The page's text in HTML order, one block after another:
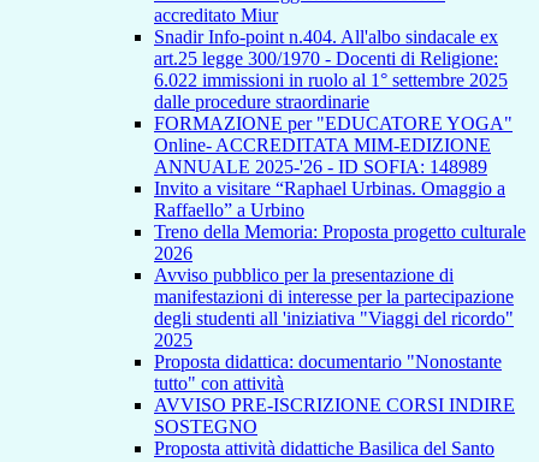
accreditato Miur
Snadir Info-point n.404. All'albo sindacale ex
art.25 legge 300/1970 - Docenti di Religione:
6.022 immissioni in ruolo al 1° settembre 2025
dalle procedure straordinarie
FORMAZIONE per "EDUCATORE YOGA"
Online- ACCREDITATA MIM-EDIZIONE
ANNUALE 2025-'26 - ID SOFIA: 148989
Invito a visitare “Raphael Urbinas. Omaggio a
Raffaello” a Urbino
Treno della Memoria: Proposta progetto culturale
2026
Avviso pubblico per la presentazione di
manifestazioni di interesse per la partecipazione
degli studenti all 'iniziativa "Viaggi del ricordo"
2025
Proposta didattica: documentario "Nonostante
tutto" con attività
AVVISO PRE-ISCRIZIONE CORSI INDIRE
SOSTEGNO
Proposta attività didattiche Basilica del Santo